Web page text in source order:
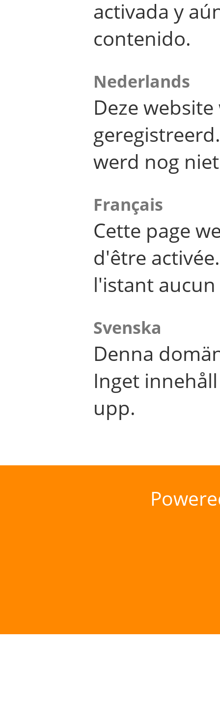
activada y
contenido.
Nederlands
Deze
werd nog
Français
Cette page
d'être
l'istant
Svenska
Denna
Inget
upp.